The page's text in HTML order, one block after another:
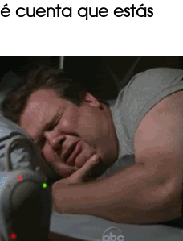
cuenta que estás